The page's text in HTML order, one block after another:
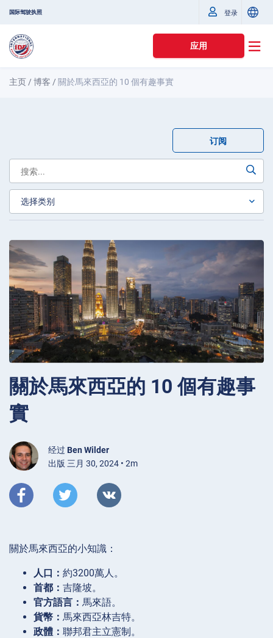
国际驾驶执照 登录
应用
主页 /博客 / 關於馬來西亞的 10 個有趣事實
订阅
關於馬來西亞的 10 個有趣事
實
经过 Ben Wilder
出版 三月 30, 2024 • 2m
關於馬來西亞的小知識：
人口： 約3200萬人。
首都： 吉隆坡。
官方語言： 馬來語。
貨幣： 馬來西亞林吉特。
政體： 聯邦君主立憲制。